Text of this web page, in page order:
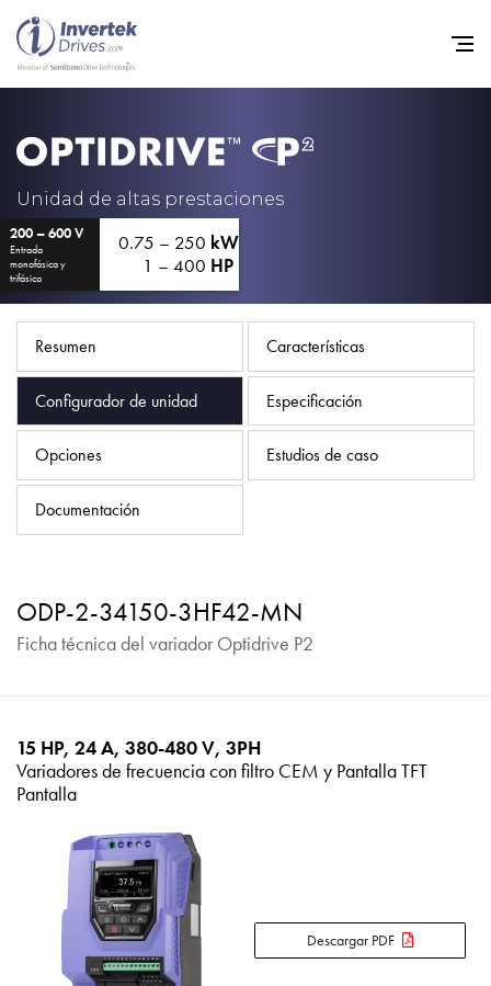
Unidad de altas prestaciones
200 – 600 V
Entrada
monofásica y
trifásica
0.75 – 250 kW
1 – 400 HP
Resumen Características
Configurador de unidad Especificación
Opciones Estudios de caso
Documentación
ODP-2-34150-3HF42-MN
Ficha técnica del variador Optidrive P2
15 HP, 24 A, 380-480 V, 3PH
Variadores de frecuencia con filtro CEM y Pantalla TFT
Pantalla
Descargar PDF
Home
Noticias
Empleo
Acerca de
Contacto